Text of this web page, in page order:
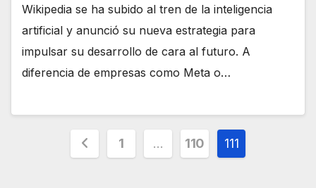
Wikipedia se ha subido al tren de la inteligencia
artificial y anunció su nueva estrategia para
impulsar su desarrollo de cara al futuro. A
diferencia de empresas como Meta o…
Paginación
1 … 110 111